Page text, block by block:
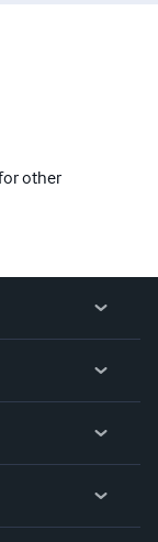
other